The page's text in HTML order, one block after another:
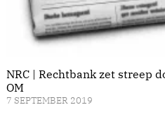
NRC | Rechtbank zet streep
OM
7 SEPTEMBER 2019